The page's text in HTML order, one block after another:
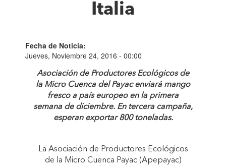
Italia
Fecha de Noticia:
Jueves, Noviembre 24, 2016 - 00:00
Asociación de Productores Ecológicos de
la Micro Cuenca del Payac enviará mango
fresco a país europeo en la primera
semana de diciembre. En tercera campaña,
esperan exportar 800 toneladas.
La Asociación de Productores Ecológicos
de la Micro Cuenca Payac (Apepayac)